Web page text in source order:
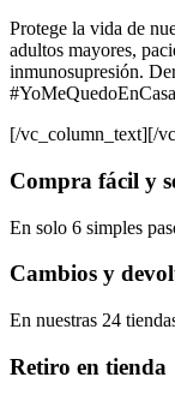
Protege la vida de
adultos mayores,
inmunosupresión.
[/vc_column_text][/
Compra fácil y
En solo 6 simples
Cambios y
En nuestras 24
Retiro en tienda